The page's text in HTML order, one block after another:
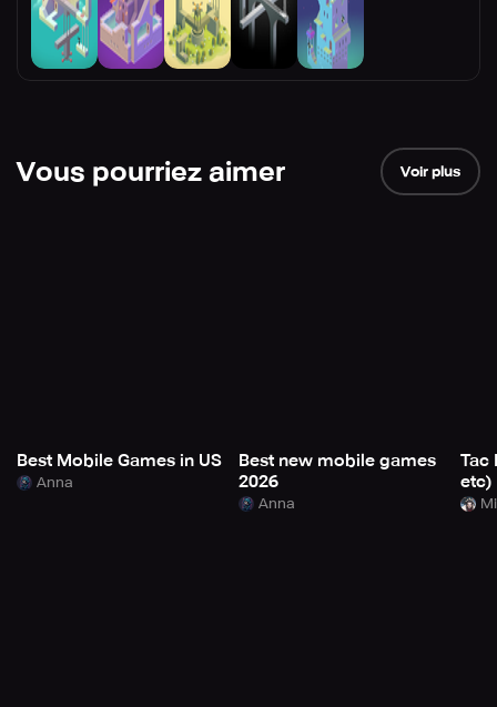
Vous pourriez aimer Voir plus
Best Mobile Games in US
Anna
Best new mobile games
2026
Anna
Tac
etc)